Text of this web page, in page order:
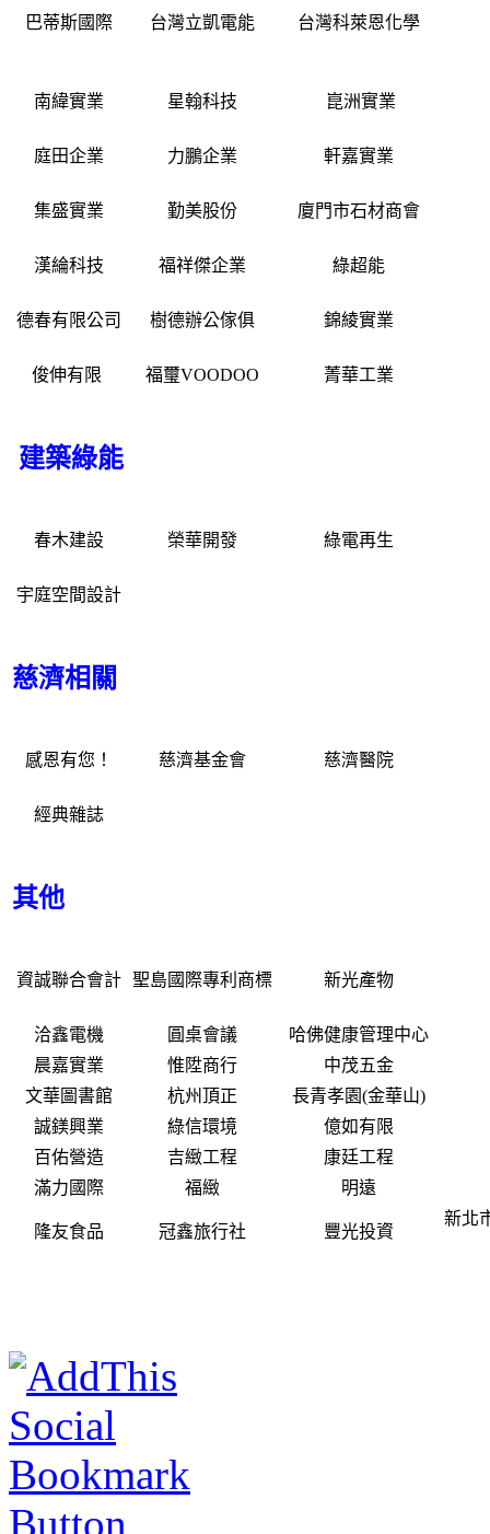
巴蒂斯國際 台灣立凱電能 台灣科萊恩化學
南緯實業 星翰科技 崑洲實業
庭田企業 力鵬企業 軒嘉實業
集盛實業 勤美股份 廈門市石材商會
漢綸科技 福祥傑企業 綠超能
德春有限公司 樹德辦公傢俱 錦綾實業
俊伸有限 福璽VOODOO 菁華工業
建築綠能
春木建設 榮華開發 綠電再生
宇庭空間設計
慈濟相關
感恩有您！ 慈濟基金會 慈濟醫院
經典雜誌
其他
資誠聯合會計 聖島國際專利商標 新光產物
洽鑫電機 圓桌會議
哈佛健康管理中心
晨嘉實業
惟陞商行
中茂五金
文華圖書館
杭州頂正
長青孝園(金華山)
誠鎂興業
綠信環境
億如有限
百佑營造
吉緻工程
康廷工程
滿力國際
福緻 明遠
隆友食品 冠鑫旅行社 豐光投資
新北